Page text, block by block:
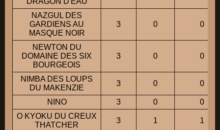
NAZGUL DES
GARDIENS AU
MASQUE NOIR
3 0 0
NEWTON DU
DOMAINE DES SIX
BOURGEOIS
3 0 0
NIMBA DES LOUPS
DU MAKENZIE
3 0 0
NINO 3 0
0
O KYOKU DU CREUX
THATCHER
3 1 1